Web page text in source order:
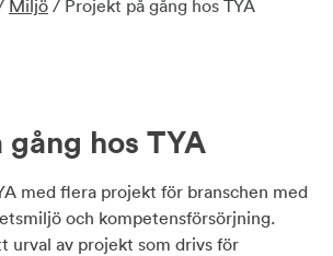
Miljö / Projekt på gång hos TYA
hos TYA
med flera projekt för branschen med
och kompetensförsörjning.
urval av projekt som drivs för